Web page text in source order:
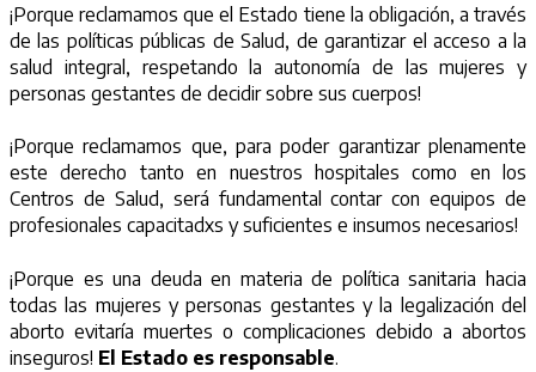
¡Porque reclamamos que el Estado tiene la obligación, a través
de las políticas públicas de Salud, de garantizar el acceso a la
salud integral, respetando la autonomía de las mujeres y
personas gestantes de decidir sobre sus cuerpos!
¡Porque reclamamos que, para poder garantizar plenamente
este derecho tanto en nuestros hospitales como en los
Centros de Salud, será fundamental contar con equipos de
profesionales capacitadxs y suficientes e insumos necesarios!
¡Porque es una deuda en materia de política sanitaria hacia
todas las mujeres y personas gestantes y la legalización del
aborto evitaría muertes o complicaciones debido a abortos
inseguros! El Estado es responsable.